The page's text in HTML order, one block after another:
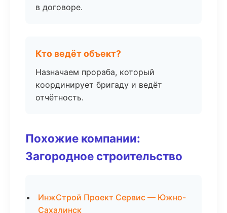
в договоре.
Кто ведёт объект?
Назначаем прораба, который
координирует бригаду и ведёт
отчётность.
Похожие компании:
Загородное строительство
ИнжСтрой Проект Сервис — Южно-
Сахалинск